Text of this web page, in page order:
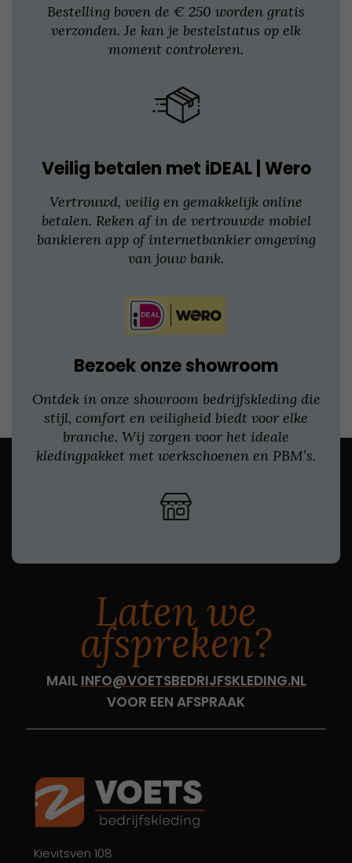
Bestelling boven de € 250 worden gratis
verzonden. Je kan je bestelstatus op elk
moment controleren.
Veilig betalen met iDEAL | Wero
Vertrouwd, veilig en gemakkelijk online
betalen. Reken af in de vertrouwde mobiel
bankieren app of internetbankier omgeving
van jouw bank.
Bezoek onze showroom
Ontdek in onze showroom bedrijfskleding die
stijl, comfort en veiligheid biedt voor elke
branche. Wij zorgen voor het ideale
kledingpakket met werkschoenen en PBM’s.
Laten we
afspreken?
MAIL INFO@VOETSBEDRIJFSKLEDING.NL
VOOR EEN AFSPRAAK
Kievitsven 108